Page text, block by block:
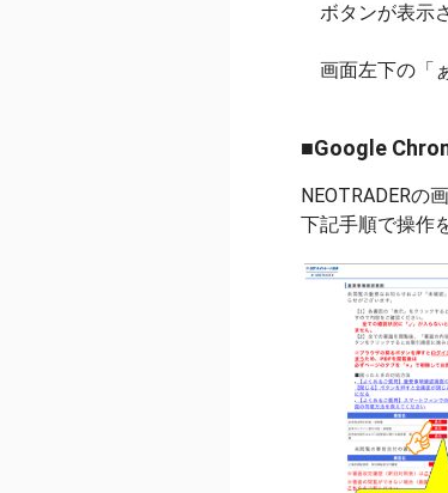
ボタンが表示
画面左下の「
■Google
NEOTRADERの
下記手順で操作